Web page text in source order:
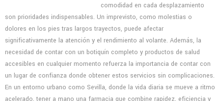
comodidad en cada desplazamiento
son prioridades indispensables. Un imprevisto, como molestias o
dolores en los pies tras largos trayectos, puede afectar
significativamente la atención y el rendimiento al volante. Además, la
necesidad de contar con un botiquín completo y productos de salud
accesibles en cualquier momento refuerza la importancia de contar con
un lugar de confianza donde obtener estos servicios sin complicaciones.
En un entorno urbano como Sevilla, donde la vida diaria se mueve a ritmo
acelerado, tener a mano una farmacia que combine rapidez, eficiencia y